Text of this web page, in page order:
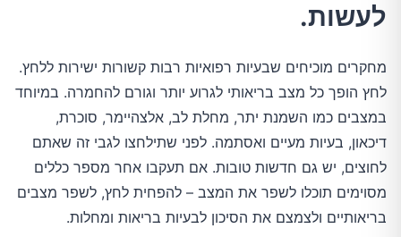
5.כאבי ראש
6.דיכאון וחרדה
7.בעיות עיכול
לעשות.
מחקרים מוכיחים שבעיות רפואיות רבות קשורות ישירות ללחץ.
לחץ הופך כל מצב בריאותי לגרוע יותר וגורם להחמרה. במיוחד
במצבים כמו השמנת יתר, מחלת לב, אלצהיימר, סוכרת,
דיכאון, בעיות מעיים ואסתמה. לפני שתילחצו לגבי זה שאתם
לחוצים, יש גם חדשות טובות. אם תעקבו אחר מספר כללים
מסוימים תוכלו לשפר את המצב – להפחית לחץ, לשפר מצבים
בריאותיים ולצמצם את הסיכון לבעיות בריאות ומחלות.